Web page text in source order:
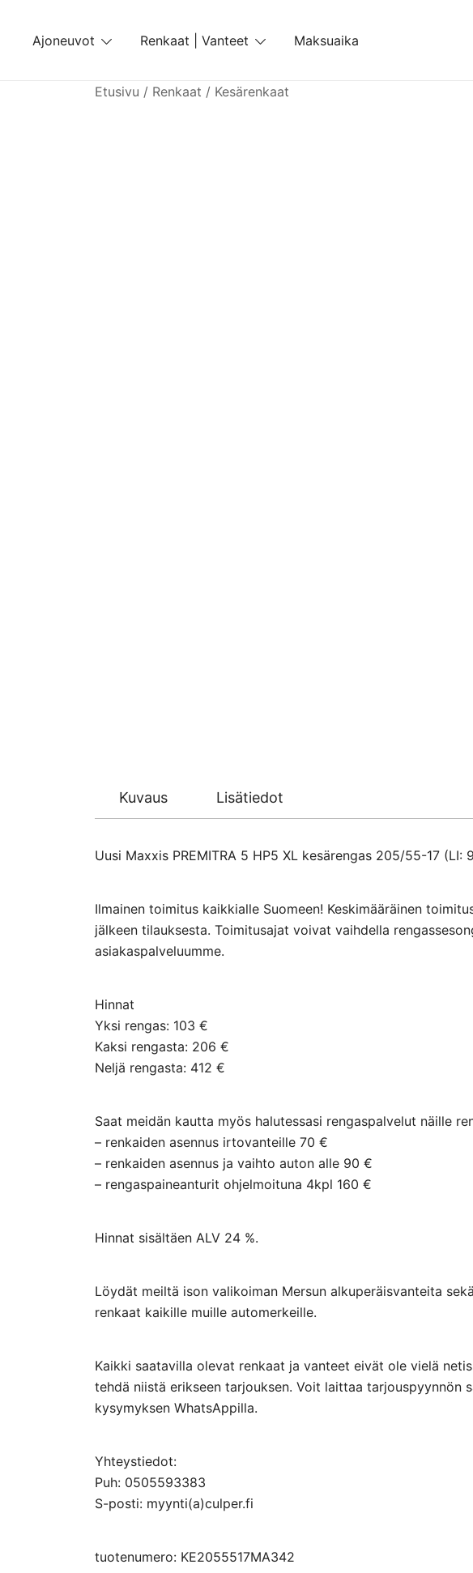
content
Ajoneuvot Renkaat | Vanteet Maksuaika
Etusivu / Renkaat / Kesärenkaat
Kuvaus Lisätiedot
Uusi Maxxis PREMITRA 5 HP5 XL kesärengas 205/55-17
Ilmainen toimitus kaikkialle Suomeen! Keskimääräinen
jälkeen tilauksesta. Toimitusajat voivat vaihdella
asiakaspalveluumme.
Hinnat
Yksi rengas: 103 €
Kaksi rengasta: 206 €
Neljä rengasta: 412 €
Saat meidän kautta myös halutessasi rengaspalvelut näille
– renkaiden asennus irtovanteille 70 €
– renkaiden asennus ja vaihto auton alle 90 €
– rengaspaineanturit ohjelmoituna 4kpl 160 €
Hinnat sisältäen ALV 24 %.
Löydät meiltä ison valikoiman Mersun alkuperäisvanteita
renkaat kaikille muille automerkeille.
Kaikki saatavilla olevat renkaat ja vanteet eivät ole vielä
tehdä niistä erikseen tarjouksen. Voit laittaa
kysymyksen WhatsAppilla.
Yhteystiedot:
Puh: 0505593383
S-posti: myynti(a)culper.fi
tuotenumero: KE2055517MA342